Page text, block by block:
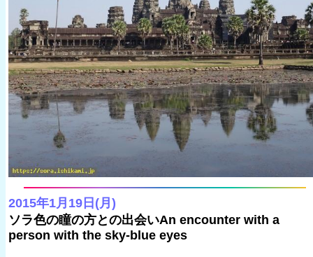
2015年1月19日(月)
ソラ色の瞳の方との出会いAn encounter with a
person with the sky-blue eyes